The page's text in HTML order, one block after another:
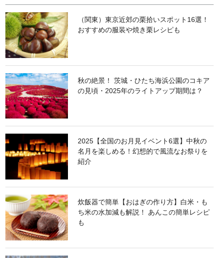
に思いをはせることができます。 近くには「真田宝物館」があり、貴重な
資料の展示やイベントを行っています。また、周辺は江戸時代の街並みが
残っており、城下町の雰囲気のなかで散策できます。
（関東）東京近郊の栗拾いスポット16選！
おすすめの服装や焼き栗レシピも
秋の絶景！ 茨城・ひたち海浜公園のコキア
の見頃・2025年のライトアップ期間は？
2025【全国のお月見イベント6選】中秋の
名月を楽しめる！幻想的で風流なお祭りを
紹介
炊飯器で簡単【おはぎの作り方】白米・も
ち米の水加減も解説！ あんこの簡単レシピ
も